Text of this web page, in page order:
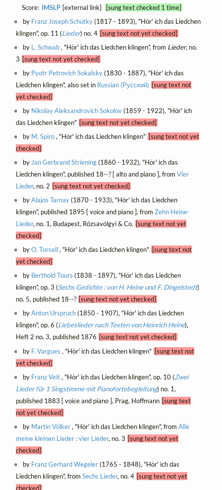
Score: IMSLP [external link]
[sung text checked 1 time]
by Franz Joseph Schütky(1817 - 1893), "Hör' ich das Liedchen
klingen", op. 11 (Lieder) no. 4 [sung text not yet checked]
by L. Schwab, "Hör' ich das Liedchen klingen", from Lieder, no.
3 [sung text not yet checked]
by Pyotr Petrovich Sokalsky(1830 - 1887), "Hör' ich das
Liedchen klingen", also set in Russian (Русский) [sung text not
yet checked]
by Nikolay Aleksandrovich Sokolov(1859 - 1922), "Hör' ich
das Liedchen klingen" [sung text not yet checked]
by M. Spiro, "Hör' ich das Liedchen klingen" [sung text not yet
checked]
byJan Gerbrand Striening(1860 - 1932), "Hör' ich das
Liedchen klingen", published 18--? [ alto and piano ], from Vier
Lieder, no. 2 [sung text not yet checked]
byAlajos Tarnay(1870 - 1933), "Hör' ich das Liedchen
klingen", published 1895 [ voice and piano ], from Zehn Heine-
Lieder, no. 1, Budapest, Rózsavölgyi & Co. [sung text not yet
checked]
byO. Torsell, "Hör' ich das Liedchen klingen" [sung text not
yet checked]
by Berthold Tours (1838 - 1897), "Hör' ich das Liedchen
klingen", op. 3 (Sechs Gedichte : von H. Heine und F. Dingelstedt)
no. 5, published 18--? [sung text not yet checked]
byAnton Urspruch(1850 - 1907), "Hör' ich das Liedchen
klingen", op. 6 (Liebeslieder nach Texten von Heinrich Heine),
Heft 2 no. 3, published 1876 [sung text not yet checked]
by F. Vargues , "Hör' ich das Liedchen klingen"[sung text not
yet checked]
by Franz Veit, "Hör' ich das Liedchen klingen", op. 10 (Zwei
Lieder für 1 Singstimme mit Pianofortebegleitung) no. 1,
published 1883 [ voice and piano ], Prag, Hoffmann [sung text
not yet checked]
by Martin Völker, "Hör' ich das Liedchen klingen", fromAlle
meine kleinen Lieder : vier Lieder, no. 3 [sung text not yet
checked]
by Franz Gerhard Wegeler(1765 - 1848), "Hör' ich das
Liedchen klingen", from Sechs Lieder, no. 4 [sung text not yet
checked]